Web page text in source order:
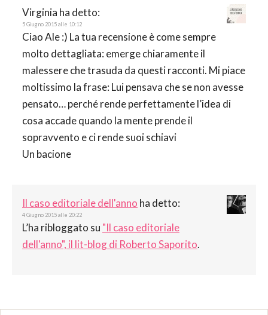
Virginia ha detto:
5 Giugno 2015 alle 10:12
Ciao Ale :) La tua recensione è come sempre
molto dettagliata: emerge chiaramente il
malessere che trasuda da questi racconti. Mi piace
moltissimo la frase: Lui pensava che se non avesse
pensato… perché rende perfettamente l’idea di
cosa accade quando la mente prende il
sopravvento e ci rende suoi schiavi
Un bacione
Il caso editoriale dell'anno ha detto:
4 Giugno 2015 alle 20:22
L’ha ribloggato su "Il caso editoriale
dell'anno", il lit-blog di Roberto Saporito.